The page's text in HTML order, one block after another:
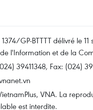
GP-BTTTT délivré le
l'Information et de la
39411348, Fax: (024)
VNA. La
est interdite.